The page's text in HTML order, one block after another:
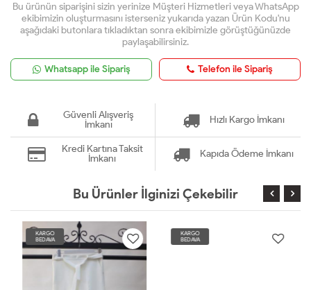
Bu ürünün siparişini sizin yerinize Müşteri Hizmetleri veya WhatsApp
ekibimizin oluşturmasını isterseniz yukarıda yazan Ürün Kodu'nu
aşağıdaki butonlara tıkladıktan sonra ekibimizle görüştüğünüzde
paylaşabilirsiniz.
Whatsapp ile Sipariş Telefon ile Sipariş
Güvenli Alışveriş
İmkanı
Hızlı Kargo İmkanı
Kredi Kartına Taksit
İmkanı
Kapıda Ödeme İmkanı
Bu Ürünler İlginizi Çekebilir
KARGO
BEDAVA
KARGO
BEDAVA